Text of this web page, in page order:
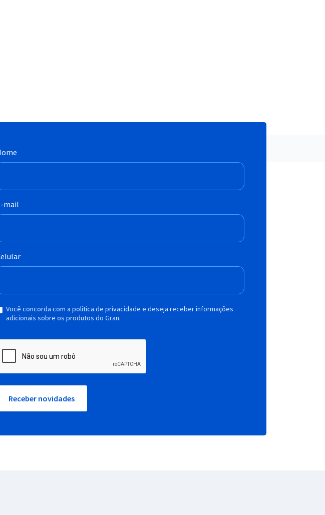
mail
Você concorda com a política de privacidade e deseja receber informações
adicionais sobre os produtos do Gran.
Receber novidades